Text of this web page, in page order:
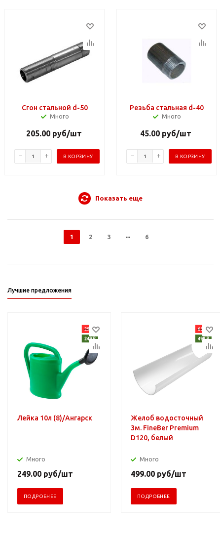
Сгон стальной d-50
Много
205.00руб/шт
В КОРЗИНУ
Резьба стальная d-40
Много
45.00 руб/шт
В КОРЗИНУ
Показать еще
1 2 3 6
Лучшие предложения
Лейка 10л (8)/Ангарск
Много
249.00 руб/шт
ПОДРОБНЕЕ
Желоб водосточный
3м. FineBer Premium
D120, белый
Много
499.00 руб/шт
ПОДРОБНЕЕ